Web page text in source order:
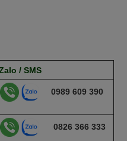
/ SMS
0989 609 390
0826 366 333